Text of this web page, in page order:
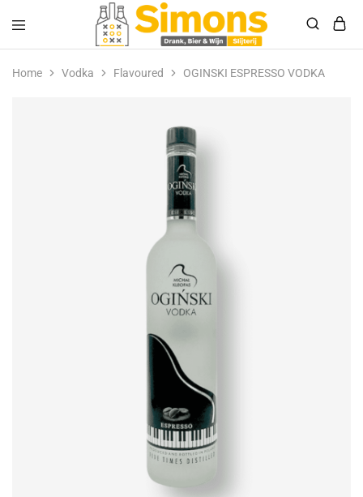
Simonsdrank.nl
Drank,
Bier
&
Home Vodka Flavoured OGINSKI ESPRESSO VODKA